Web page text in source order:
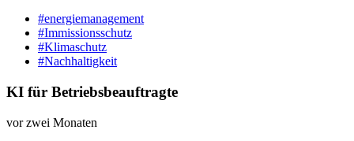
#energiemanagement
#Immissionsschutz
#Klimaschutz
#Nachhaltigkeit
KI für Betriebsbeauftragte
vor zwei Monaten